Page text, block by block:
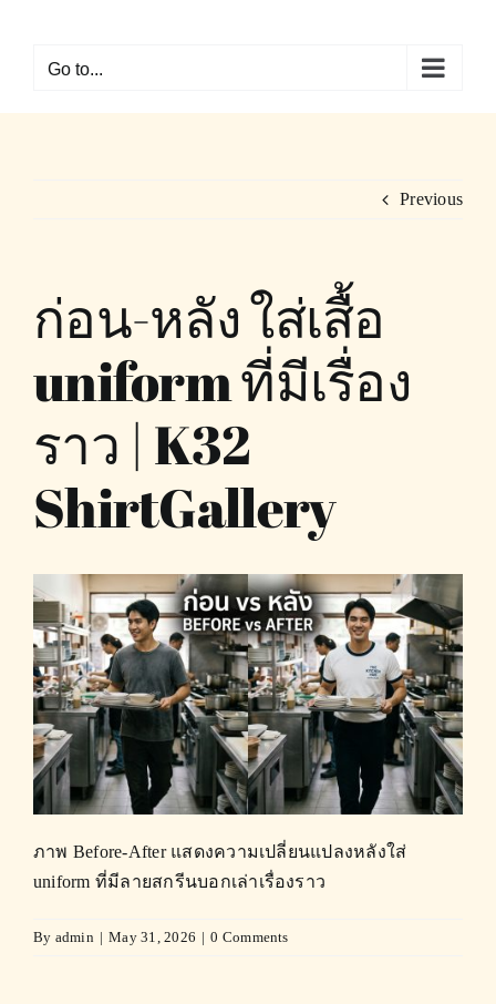
contentGo to...
Previous
ก่อน-หลัง ใส่เสื้อ
uniform ที่มีเรื่อง
ราว | K32
ShirtGallery
ภาพ Before-After แสดงความเปลี่ยนแปลงหลังใส่
uniform ที่มีลายสกรีนบอกเล่าเรื่องราว
By admin | May 31, 2026 | 0 Comments